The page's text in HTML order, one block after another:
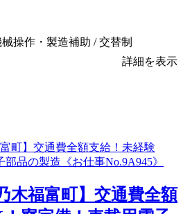
操作・製造補助 / 交替制
詳細を表示
木福富町】交通費全額